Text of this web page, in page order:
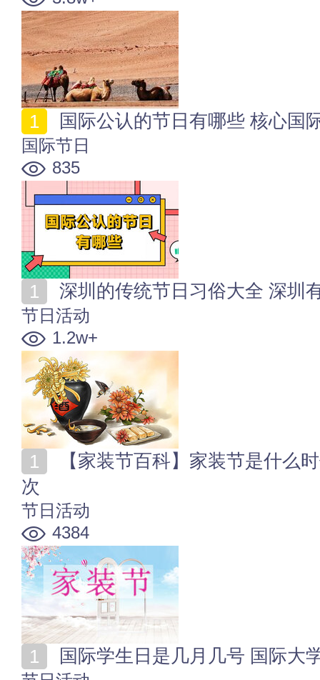
国际公认的节日有哪些 核心国
国际节日
835
深圳的传统节日习俗大全 深圳
节日活动
1.2w+
次
节日活动
4384
国际学生日是几月几号 国际大